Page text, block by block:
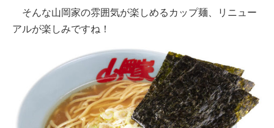
そんな山岡家の雰囲気が楽しめるカップ麺、リニュー
アルが楽しみですね！